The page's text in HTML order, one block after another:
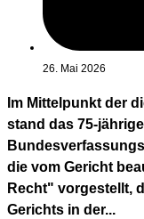
26. Mai 2026
Im Mittelpunkt der
stand das 75-
die vom Gericht
Recht" vorgestellt,
Gerichts in der...